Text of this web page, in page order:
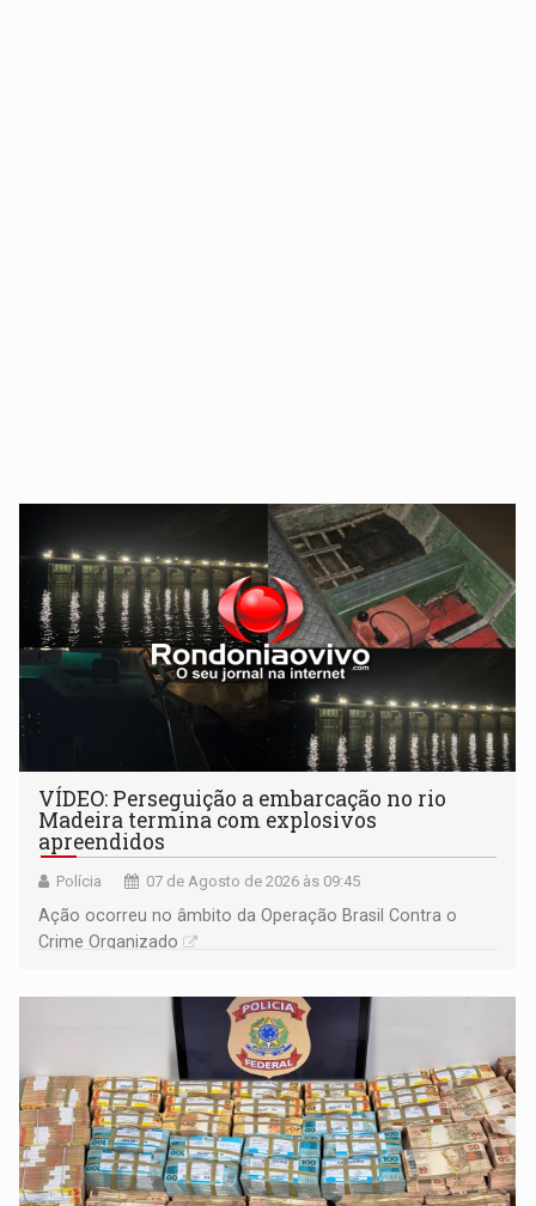
VÍDEO: Perseguição a embarcação no rio
Madeira termina com explosivos
apreendidos
Polícia 07 de Agosto de 2026 às 09:45
Ação ocorreu no âmbito da Operação Brasil Contra o
Crime Organizado